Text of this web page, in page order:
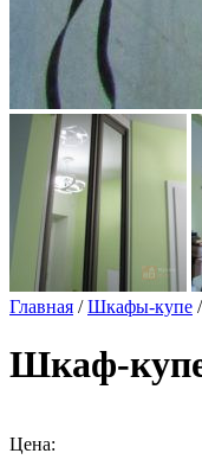
Главная /Шкафы-купе /
Шкаф-
Цена: